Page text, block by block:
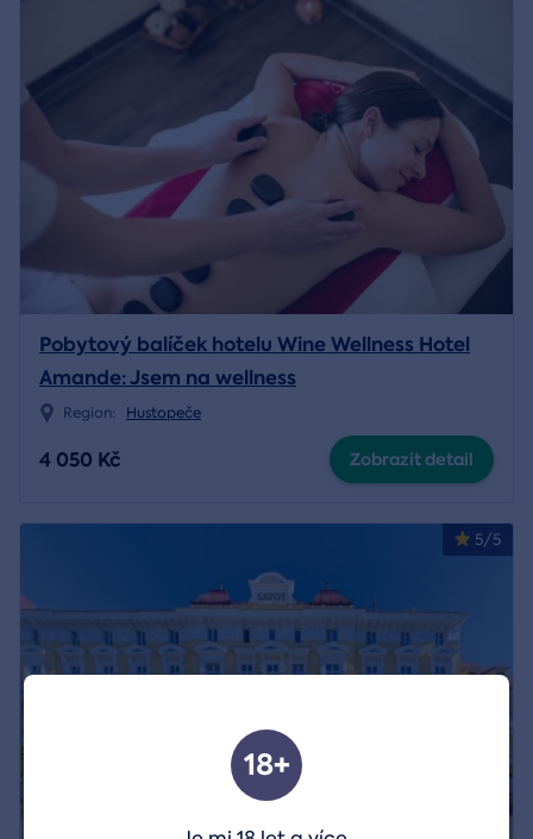
Pobytový balíček hotelu Wine Wellness Hotel
Amande: Jsem na wellness
Region: Hustopeče
4 050 Kč Zobrazit detail
5/5
18+